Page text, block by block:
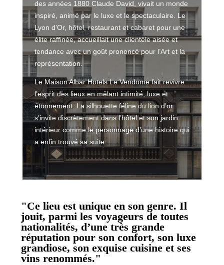
des années 1880 Claude David, vivait un monde
inspiré, animé par le luxe et le spectaculaire. Le
Lyon d’Or, hôtel, restaurant et cabaret pour une
élite raffinée, accueillait une clientèle aisée et
tendance avec un goût prononcé pour l’Art et la
représentation.
Le Maison Albar Hotels Le Vendome fait revivre
l’esprit des lieux en mêlant intimité, luxe et
étonnement. La silhouette féline du lion d’or
s’invite discrètement dans l’hôtel et son jardin
intérieur comme le personnage d’une histoire qui
a enfin trouvé sa suite.
"Ce lieu est unique en son genre. Il
jouit, parmi les voyageurs de toutes
nationalités, d’une très grande
réputation pour son confort, son luxe
grandiose, son exquise cuisine et ses
vins renommés."